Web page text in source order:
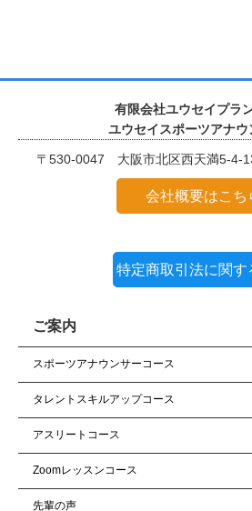
有限会社ユウセイプラ
ユウセイスポーツアナウ
〒530-0047 大阪市北区西天満5-4-
会社概要はこち
特定商取引法に関す
ご案内
スポーツアナウンサーコース
タレントスキルアップコース
アスリートコース
Zoomレッスンコース
先輩の声